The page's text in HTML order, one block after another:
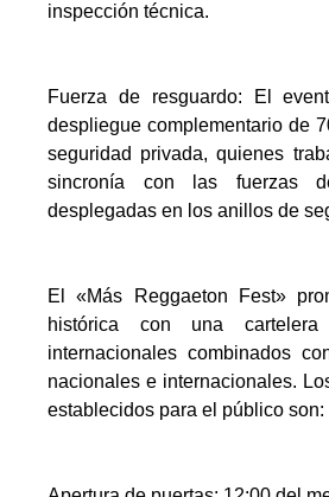
inspección técnica.
Fuerza de resguardo: El
despliegue complementario de
seguridad privada, quienes
sincronía con las fuerzas
desplegadas en los anillos de
El «Más Reggaeton Fest»
histórica con una
internacionales combinados
nacionales e internacionales.
establecidos para el público son: